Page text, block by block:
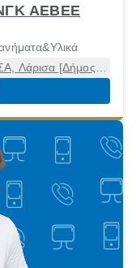
ΑΕΒΕΕ
Λάρισα [Δήμος],